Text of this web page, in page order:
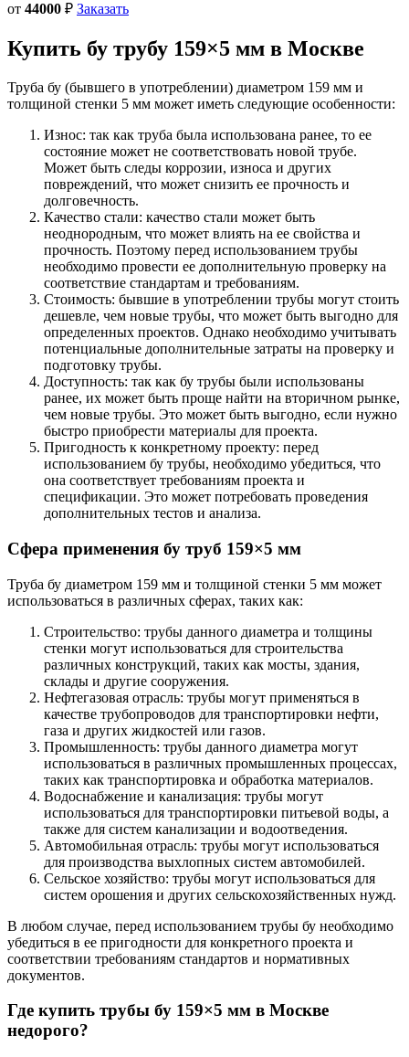
от 44000 ₽ Заказать
Купить бу трубу 159×5 мм в Москве
Труба бу (бывшего в употреблении) диаметром 159 мм и
толщиной стенки 5 мм может иметь следующие особенности:
Износ: так как труба была использована ранее, то ее
состояние может не соответствовать новой трубе.
Может быть следы коррозии, износа и других
повреждений, что может снизить ее прочность и
долговечность.
Качество стали: качество стали может быть
неоднородным, что может влиять на ее свойства и
прочность. Поэтому перед использованием трубы
необходимо провести ее дополнительную проверку на
соответствие стандартам и требованиям.
Стоимость: бывшие в употреблении трубы могут стоить
дешевле, чем новые трубы, что может быть выгодно для
определенных проектов. Однако необходимо учитывать
потенциальные дополнительные затраты на проверку и
подготовку трубы.
Доступность: так как бу трубы были использованы
ранее, их может быть проще найти на вторичном рынке,
чем новые трубы. Это может быть выгодно, если нужно
быстро приобрести материалы для проекта.
Пригодность к конкретному проекту: перед
использованием бу трубы, необходимо убедиться, что
она соответствует требованиям проекта и
спецификации. Это может потребовать проведения
дополнительных тестов и анализа.
Сфера применения бу труб 159×5 мм
Труба бу диаметром 159 мм и толщиной стенки 5 мм может
использоваться в различных сферах, таких как:
Строительство: трубы данного диаметра и толщины
стенки могут использоваться для строительства
различных конструкций, таких как мосты, здания,
склады и другие сооружения.
Нефтегазовая отрасль: трубы могут применяться в
качестве трубопроводов для транспортировки нефти,
газа и других жидкостей или газов.
Промышленность: трубы данного диаметра могут
использоваться в различных промышленных процессах,
таких как транспортировка и обработка материалов.
Водоснабжение и канализация: трубы могут
использоваться для транспортировки питьевой воды, а
также для систем канализации и водоотведения.
Автомобильная отрасль: трубы могут использоваться
для производства выхлопных систем автомобилей.
Сельское хозяйство: трубы могут использоваться для
систем орошения и других сельскохозяйственных нужд.
В любом случае, перед использованием трубы бу необходимо
убедиться в ее пригодности для конкретного проекта и
соответствии требованиям стандартов и нормативных
документов.
Где купить трубы бу 159×5 мм в Москве
недорого?